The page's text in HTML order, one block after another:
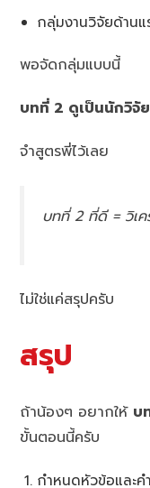
กลุ่มงานวิจัยด้านแ
พอจัดกลุ่มแบบนี้
บทที่ 2 ดูเป็นนักวิจั
จำสูตรพี่ไว้เลย
บทที่ 2 ที่ดี = วิเค
ไม่ใช่แค่สรุปครับ
สรุป
ถ้าน้องๆ อยากให้ บ
ขั้นตอนนี้ครับ
กำหนดหัวข้อและค